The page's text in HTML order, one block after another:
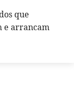
que
e arrancam